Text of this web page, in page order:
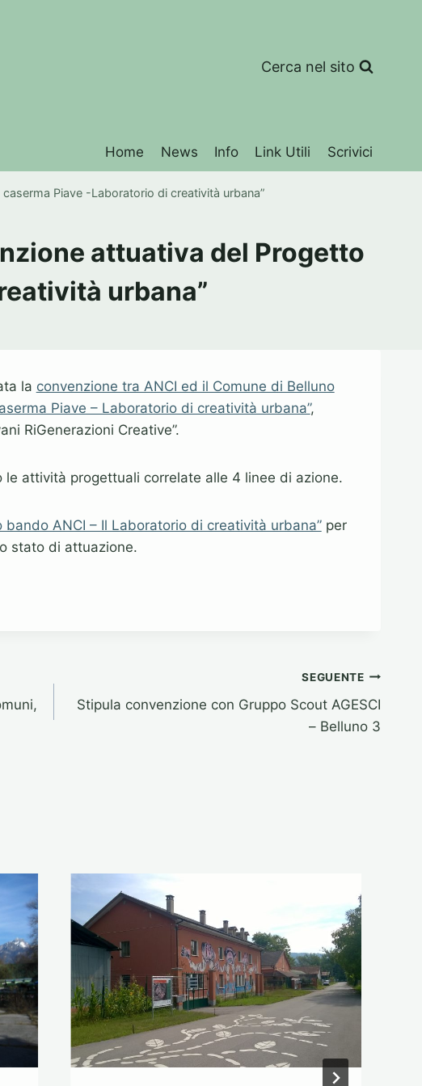
Cerca nel sito
Home News Info Link Utili Scrivici
Piave -Laboratorio di creatività urbana”
attuativa del Progetto
urbana”
la convenzione tra ANCI ed il Comune di Belluno
Piave – Laboratorio di creatività urbana”,
RiGenerazioni Creative”.
attività progettuali correlate alle 4 linee di azione.
bando ANCI – Il Laboratorio di creatività urbana”per
stato di attuazione.
SEGUENTE
Stipula convenzione con Gruppo Scout AGESCI
– Belluno 3